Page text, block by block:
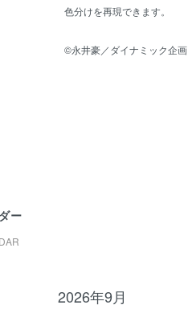
色分けを再現できます。
©永井豪／ダイナミック企画
ー
2026年9月